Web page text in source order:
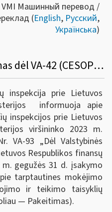
Машинный перевод /
(English, Русский,
Українська)
Informacinis pranešimas dėl VA-42 (CESOP) pakeitimo
inspekcija prie Lietuvos
informuoja apie
inspekcijos prie Lietuvos
viršininko 2023 m.
VA-93 „Dėl Valstybinės
Respublikos finansų
gegužės 31 d. įsakymo
tarptautines mokėjimo
ir teikimo taisyklių
— Pakeitimas).